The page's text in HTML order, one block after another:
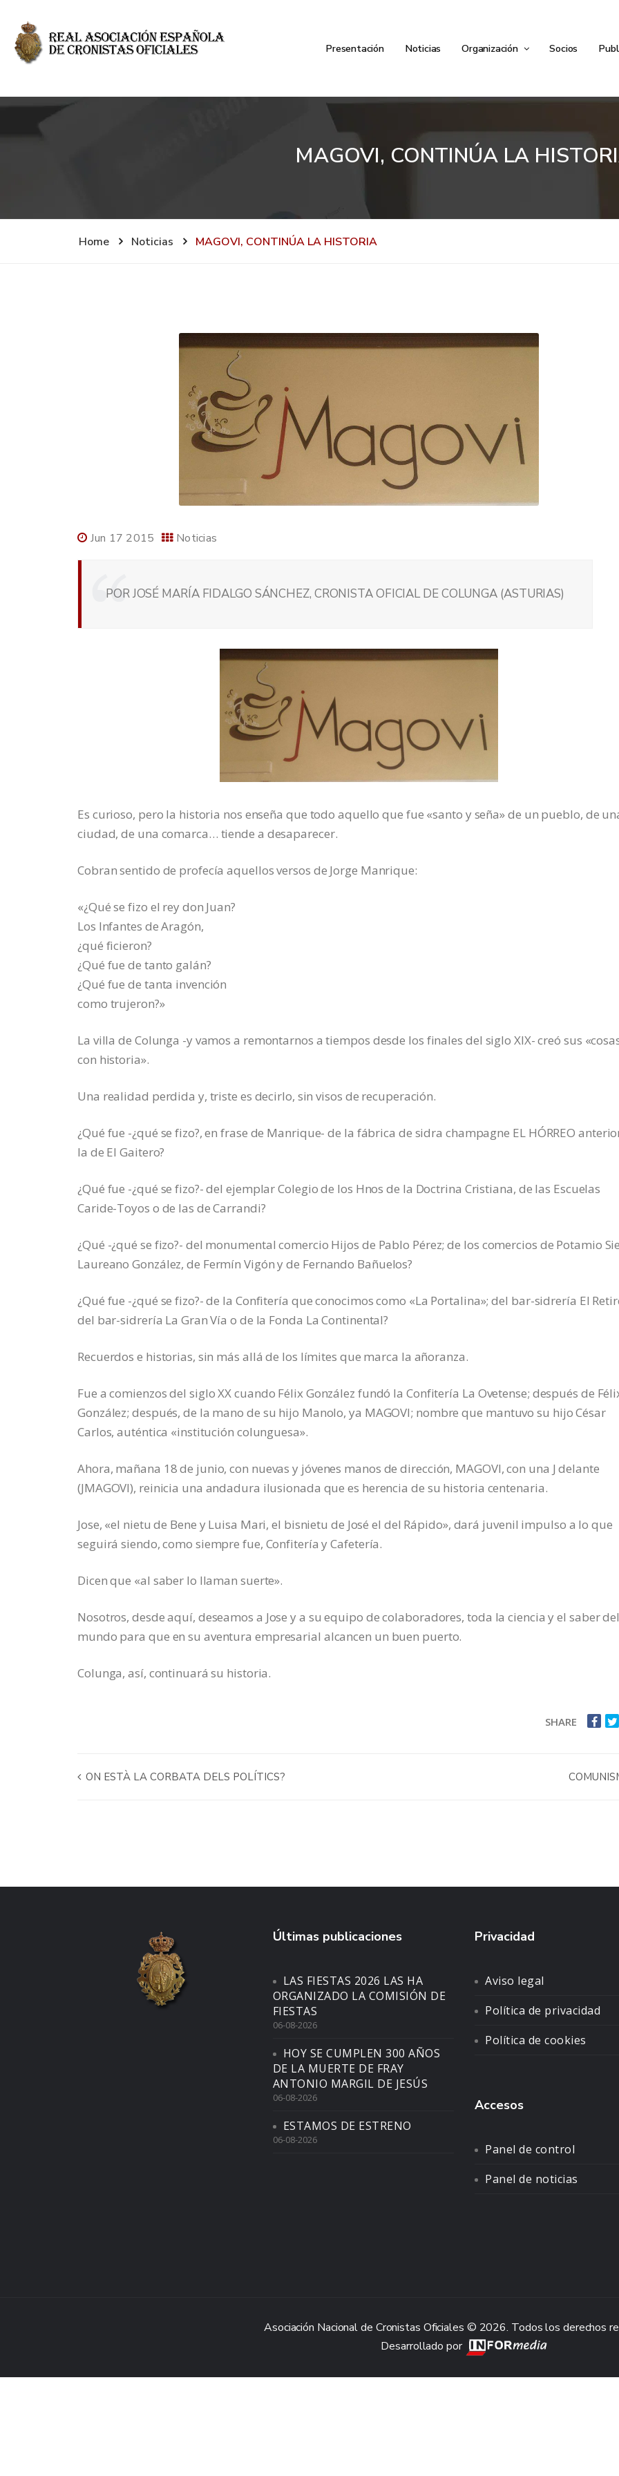
Presentación Noticias Organización Socios
MAGOVI, CONTINÚA LA
Home Noticias MAGOVI, CONTINÚA LA HISTORIA
Jun 17 2015 Noticias
POR JOSÉ MARÍA FIDALGO SÁNCHEZ, CRONISTA OFICIAL DE COLUNGA (ASTURIAS)
Es curioso, pero la historia nos enseña que todo aquello que fue «santo y seña» de un pueblo, de
ciudad, de una comarca… tiende a desaparecer.
Cobran sentido de profecía aquellos versos de Jorge Manrique:
«¿Qué se fizo el rey don Juan?
Los Infantes de Aragón,
¿qué ficieron?
¿Qué fue de tanto galán?
¿Qué fue de tanta invención
como trujeron?»
La villa de Colunga -y vamos a remontarnos a tiempos desde los finales del siglo XIX- creó sus
con historia».
Una realidad perdida y, triste es decirlo, sin visos de recuperación.
¿Qué fue -¿qué se fizo?, en frase de Manrique- de la fábrica de sidra champagne EL HÓRREO
la de El Gaitero?
¿Qué fue -¿qué se fizo?- del ejemplar Colegio de los Hnos de la Doctrina Cristiana, de las Escuelas
Caride-Toyos o de las de Carrandi?
¿Qué -¿qué se fizo?- del monumental comercio Hijos de Pablo Pérez; de los comercios de Potamio
Laureano González, de Fermín Vigón y de Fernando Bañuelos?
¿Qué fue -¿qué se fizo?- de la Confitería que conocimos como «La Portalina»; del bar-sidrería El
del bar-sidrería La Gran Vía o de la Fonda La Continental?
Recuerdos e historias, sin más allá de los límites que marca la añoranza.
Fue a comienzos del siglo XX cuando Félix González fundó la Confitería La Ovetense; después de
González; después, de la mano de su hijo Manolo, ya MAGOVI; nombre que mantuvo su hijo César
Carlos, auténtica «institución colunguesa».
Ahora, mañana 18 de junio, con nuevas y jóvenes manos de dirección, MAGOVI, con una J delante
(JMAGOVI), reinicia una andadura ilusionada que es herencia de su historia centenaria.
Jose, «el nietu de Bene y Luisa Mari, el bisnietu de José el del Rápido», dará juvenil impulso a lo que
seguirá siendo, como siempre fue, Confitería y Cafetería.
Dicen que «al saber lo llaman suerte».
Nosotros, desde aquí, deseamos a Jose y a su equipo de colaboradores, toda la ciencia y el saber del
mundo para que en su aventura empresarial alcancen un buen puerto.
Colunga, así, continuará su historia.
SHARE
ON ESTÀ LA CORBATA DELS POLÍTICS?
Últimas publicaciones
LAS FIESTAS 2026 LAS HA
ORGANIZADO LA COMISIÓN DE
FIESTAS
06-08-2026
HOY SE CUMPLEN 300 AÑOS
DE LA MUERTE DE FRAY
ANTONIO MARGIL DE JESÚS
06-08-2026
ESTAMOS DE ESTRENO
06-08-2026
Privacidad
Aviso legal
Política de privacidad
Política de cookies
Accesos
Panel de control
Panel de noticias
Asociación Nacional de Cronistas Oficiales © 2026. Todos los derechos
Desarrollado por